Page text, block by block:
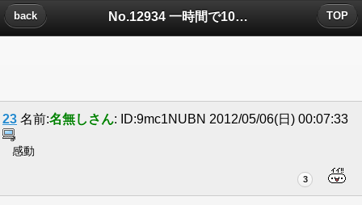
No.12934 一時間で1000行ったら生きてみようと思うについたコメント
back TOP
23 名前:名無しさん: ID:9mc1NUBN 2012/05/06(日) 00:07:33
感動
3